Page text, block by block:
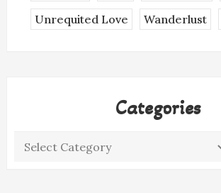
Unrequited Love
Wanderlust
Categories
Categories